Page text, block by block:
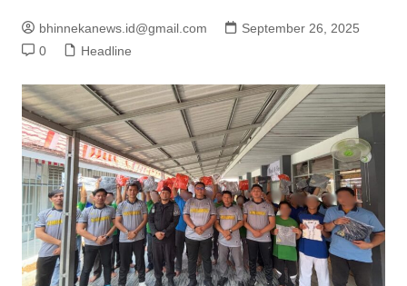
bhinnekanews.id@gmail.com
September 26, 2025
0
Headline